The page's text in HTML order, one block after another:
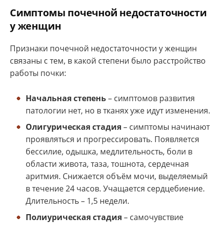
Симптомы почечной недостаточности
у женщин
Признаки почечной недостаточности у женщин
связаны с тем, в какой степени было расстройство
работы почки:
Начальная степень– симптомов развития
патологии нет, но в тканях уже идут изменения.
Олигурическая стадия– симптомы начинают
проявляться и прогрессировать. Появляется
бессилие, одышка, медлительность, боли в
области живота, таза, тошнота, сердечная
аритмия. Снижается объём мочи, выделяемый
в течение 24 часов. Учащается сердцебиение.
Длительность – 1,5 недели.
Полиурическая стадия– самочувствие